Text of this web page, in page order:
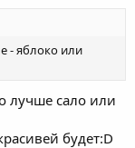
- яблоко или
лучше сало или
будет:D